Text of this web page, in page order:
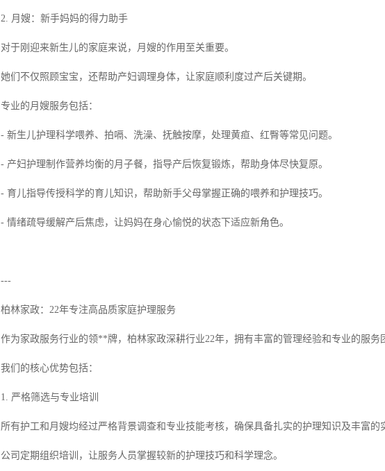
2. 月嫂：新手妈妈的得力助手
对于刚迎来新生儿的家庭来说，月嫂的作用至关重要。
她们不仅照顾宝宝，还帮助产妇调理身体，让家庭顺利度过产后关键期。
专业的月嫂服务包括：
- 新生儿护理科学喂养、拍嗝、洗澡、抚触按摩，处理黄疸、红臀等常见问题。
- 产妇护理制作营养均衡的月子餐，指导产后恢复锻炼，帮助身体尽快复原。
- 育儿指导传授科学的育儿知识，帮助新手父母掌握正确的喂养和护理技巧。
- 情绪疏导缓解产后焦虑，让妈妈在身心愉悦的状态下适应新角色。
---
柏林家政：22年专注高品质家庭护理服务
作为家政服务行业的领**牌，柏林家政深耕行业22年，拥有丰富的管理经验和专业的服务
我们的核心优势包括：
1. 严格筛选与专业培训
所有护工和月嫂均经过严格背景调查和专业技能考核，确保具备扎实的护理知识及丰富的
公司定期组织培训，让服务人员掌握较新的护理技巧和科学理念。